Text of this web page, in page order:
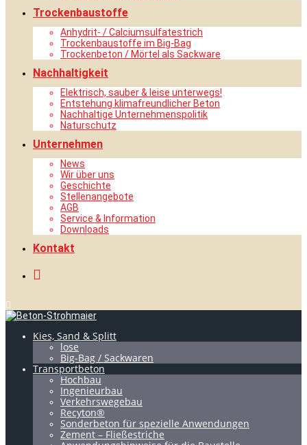
Trockenbaustoffe
Anhydrit- / Calciumsulfatestrich
Trockenbaustoffe im Big-Bag
Trockenbeton / Mörtel als Sackware
Nachhaltigkeit
Elektrisch, sauber & leise unterwegs!
Entstehung klimafreundlicher Beton
Nachhaltige Unternehmenspolitik
Naturschutz
Unternehmen
News
Wir über uns
Geschichte
Stellenangebote
AGB
Service & Information
Downloads
Kontakt
Kies, Sand & Splitt
lose
Big-Bag / Sackwaren
Transportbeton
Hochbau
Ingenieurbau
Verkehrswegebau
Recyton®
Sonderbeton für spezielle Anwendungen
Zement – Fließestriche